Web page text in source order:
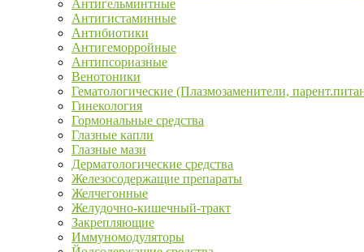
Антигельминтные
Антигистаминные
Антибиотики
Антигеморройные
Антипсориазные
Венотоники
Гематологические (Плазмозаменители,
Гинекология
Гормональные средства
Глазные капли
Глазные мази
Дерматологические средства
Железосодержащие препараты
Желчегонные
Желудочно-кишечный-тракт
Закрепляющие
Иммуномодуляторы